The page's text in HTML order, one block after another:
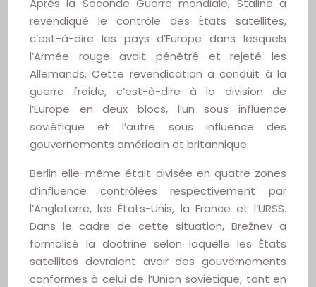
Après la Seconde Guerre mondiale, Staline a
revendiqué le contrôle des États satellites,
c’est-à-dire les pays d’Europe dans lesquels
l’Armée rouge avait pénétré et rejeté les
Allemands. Cette revendication a conduit à la
guerre froide, c’est-à-dire à la division de
l’Europe en deux blocs, l’un sous influence
soviétique et l’autre sous influence des
gouvernements américain et britannique.
Berlin elle-même était divisée en quatre zones
d’influence contrôlées respectivement par
l’Angleterre, les États-Unis, la France et l’URSS.
Dans le cadre de cette situation, Brežnev a
formalisé la doctrine selon laquelle les États
satellites devraient avoir des gouvernements
conformes à celui de l’Union soviétique, tant en